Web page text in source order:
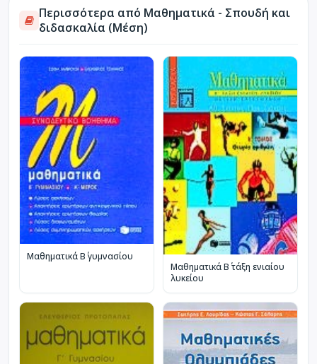
Περισσότερα από Μαθηματικά - Σπουδή και
διδασκαλία (Μέση)
Μαθηματικά Β΄ γυμνασίου
Μαθηματικά Β΄ τάξη ενιαίου
λυκείου